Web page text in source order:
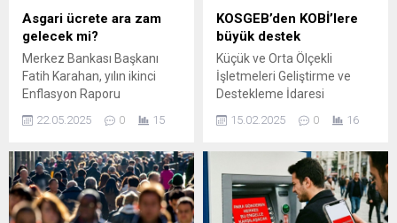
Asgari ücrete ara zam
gelecek mi?
Merkez Bankası Başkanı
Fatih Karahan, yılın ikinci
Enflasyon Raporu
toplantısında enflasyon
beklentileri ve asgari ücrete
açıklamalarda bulundu.
Başkan Karahan, yıl sonu
enflasyon tahminlerinde
herhangi bir revizyona
22.05.2025 0 15
KOSGEB’den KOBİ’lere
büyük destek
Küçük ve Orta Ölçekli
İşletmeleri Geliştirme ve
Destekleme İdaresi
Başkanlığı (KOSGEB), 2025
yılında 52 bin KOBİ’ye destek
yüksek teknoloji üretimi ve
yeşil dönüşüm projeleri
başta olmak üzere birçok
alanda finansman
15.02.2025 0 16